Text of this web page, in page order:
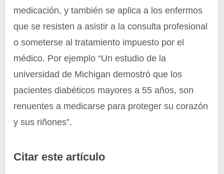
medicación, y también se aplica a los enfermos
que se resisten a asistir a la consulta profesional
o someterse al tratamiento impuesto por el
médico. Por ejemplo “Un estudio de la
universidad de Michigan demostró que los
pacientes diabéticos mayores a 55 años, son
renuentes a medicarse para proteger su corazón
y sus riñones”.
Citar este artículo